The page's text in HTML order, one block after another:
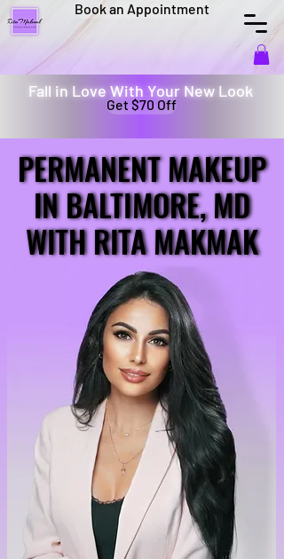
Book an Appointment
Fall in Love With Your New Look
Get $70 Off
PERMANENT MAKEUP
IN BALTIMORE, MD
WITH RITA MAKMAK
PERMANENT MAKEUP
IN BALTIMORE, MD
WITH RITA MAKMAK